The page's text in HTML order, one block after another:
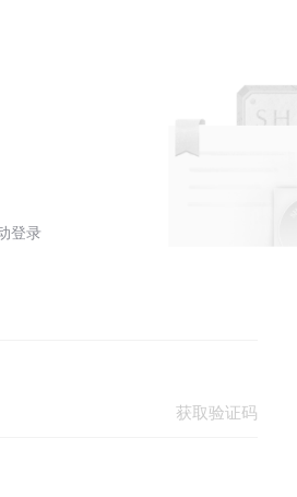
登录
获取验证码